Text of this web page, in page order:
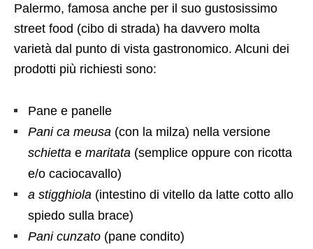
Palermo, famosa anche per il suo gustosissimo
street food (cibo di strada) ha davvero molta
varietà dal punto di vista gastronomico. Alcuni dei
prodotti più richiesti sono:
Pane e panelle
Pani ca meusa (con la milza) nella versione
schietta e maritata (semplice oppure con ricotta
e/o caciocavallo)
a stigghiola (intestino di vitello da latte cotto allo
spiedo sulla brace)
Pani cunzato (pane condito)